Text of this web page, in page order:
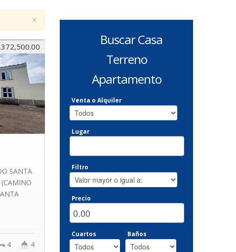
×
SANTA
4
4
Buscar Casa
Terreno
Apartamento
Venta o Alquiler
Lugar
Filtro
Precio
Cuartos Baños